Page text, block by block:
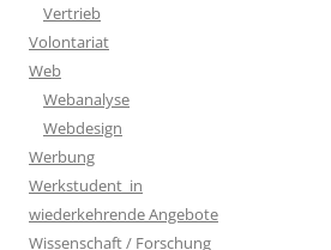
Vertrieb
Volontariat
Web
Webanalyse
Webdesign
Werbung
Werkstudent_in
wiederkehrende Angebote
Wissenschaft / Forschung